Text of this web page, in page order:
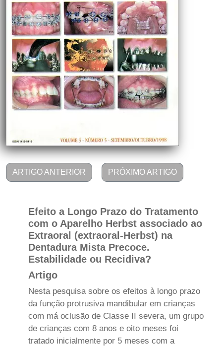
ARTIGO ANTERIOR PRÓXIMO ARTIGO
Efeito a Longo Prazo do Tratamento
com o Aparelho Herbst associado ao
Extraoral (extraoral-Herbst) na
Dentadura Mista Precoce.
Estabilidade ou Recidiva?
Artigo
Nesta pesquisa sobre os efeitos à longo prazo
da função protrusiva mandibular em crianças
com má oclusão de Classe II severa, um grupo
de crianças com 8 anos e oito meses foi
tratado inicialmente por 5 meses com a